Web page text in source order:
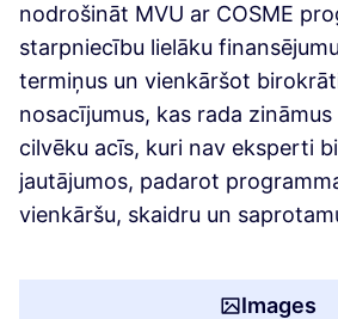
nodrošināt MVU ar COSME
starpniecību lielāku
termiņus un vienkāršot
nosacījumus, kas rada
cilvēku acīs, kuri nav eksperti
jautājumos, padarot
vienkāršu, skaidru un
Images